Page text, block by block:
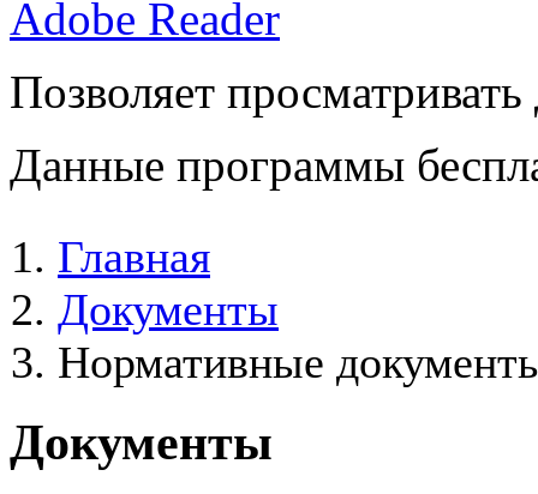
Adobe Reader
Позволяет
Данные программы
Главная
Документы
Нормативные
Документы